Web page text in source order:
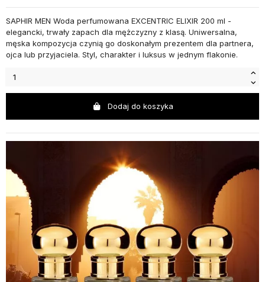
SAPHIR MEN Woda perfumowana EXCENTRIC ELIXIR 200 ml -
elegancki, trwały zapach dla mężczyzny z klasą. Uniwersalna,
męska kompozycja czynią go doskonałym prezentem dla partnera,
ojca lub przyjaciela. Styl, charakter i luksus w jednym flakonie.
Dodaj do koszyka